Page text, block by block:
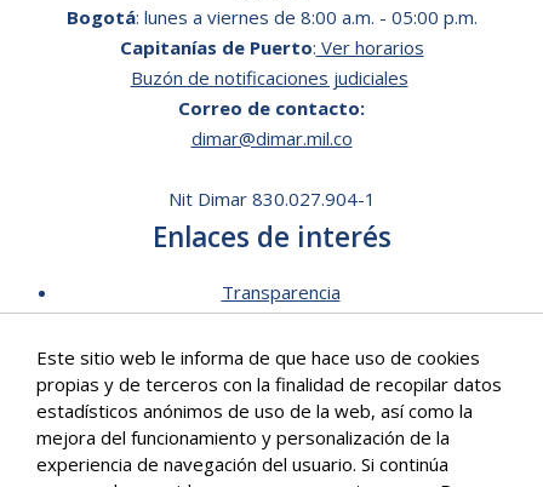
Bogotá: lunes a viernes de 8:00 a.m. - 05:00 p.m.
Capitanías de Puerto: Ver horarios
Buzón de notificaciones judiciales
Correo de contacto:
dimar@dimar.mil.co
Nit Dimar 830.027.904-1
Enlaces de interés
Transparencia
Mecanismos de contacto
Software para personas en situación de discapacidad
Signos en Red
Intranet de Dimar
Este sitio web le informa de que hace uso de cookies
propias y de terceros con la finalidad de recopilar datos
estadísticos anónimos de uso de la web, así como la
mejora del funcionamiento y personalización de la
experiencia de navegación del usuario. Si continúa